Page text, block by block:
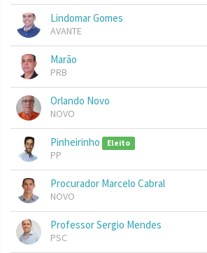
Lindomar Gomes
AVANTE
Marão
PRB
Orlando Novo
NOVO
Pinheirinho Eleito
PP
Procurador Marcelo Cabral
NOVO
Professor Sergio Mendes
PSC